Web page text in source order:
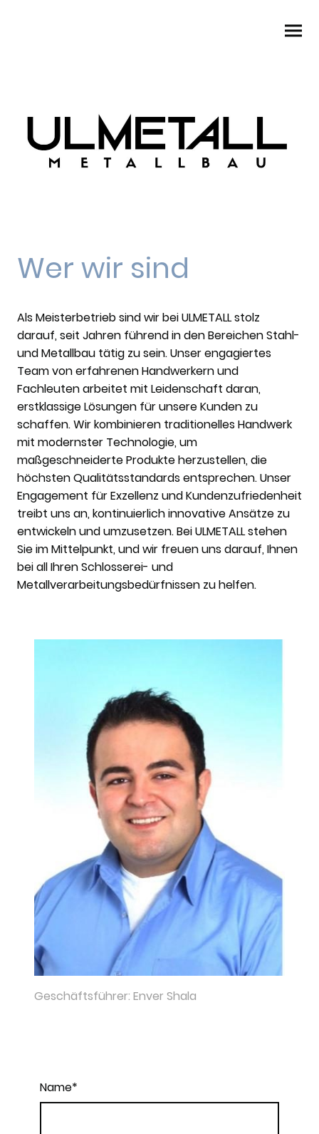
Wer wir sind
Als Meisterbetrieb sind wir bei ULMETALL stolz
darauf, seit Jahren führend in den Bereichen Stahl-
und Metallbau tätig zu sein. Unser engagiertes
Team von erfahrenen Handwerkern und
Fachleuten arbeitet mit Leidenschaft daran,
erstklassige Lösungen für unsere Kunden zu
schaffen. Wir kombinieren traditionelles Handwerk
mit modernster Technologie, um
maßgeschneiderte Produkte herzustellen, die
höchsten Qualitätsstandards entsprechen. Unser
Engagement für Exzellenz und Kundenzufriedenheit
treibt uns an, kontinuierlich innovative Ansätze zu
entwickeln und umzusetzen. Bei ULMETALL stehen
Sie im Mittelpunkt, und wir freuen uns darauf, Ihnen
bei all Ihren Schlosserei- und
Metallverarbeitungsbedürfnissen zu helfen.
Geschäftsführer: Enver Shala
Name*